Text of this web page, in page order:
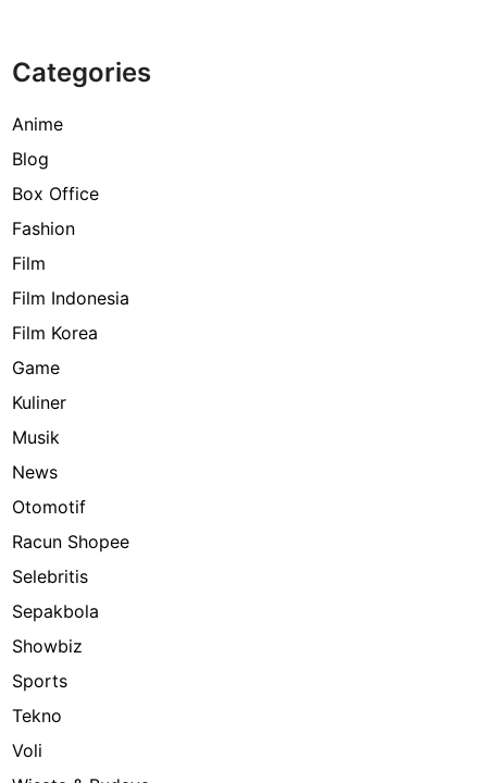
Categories
Anime
Blog
Box Office
Fashion
Film
Film Indonesia
Film Korea
Game
Kuliner
Musik
News
Otomotif
Racun Shopee
Selebritis
Sepakbola
Showbiz
Sports
Tekno
Voli